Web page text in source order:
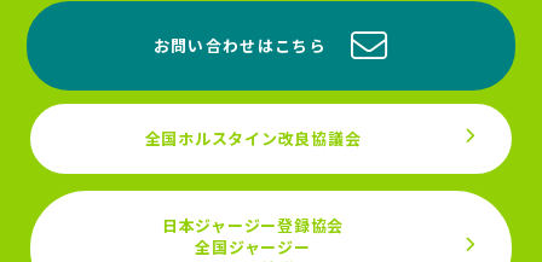
お問い合わせはこちら
全国ホルスタイン改良協議会
日本ジャージー登録協会
全国ジャージー